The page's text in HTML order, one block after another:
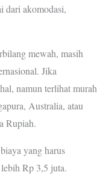
dari akomodasi,
mewah, masih
Jika
namun terlihat murah
Australia, atau
Rupiah.
yang harus
Rp 3,5 juta.